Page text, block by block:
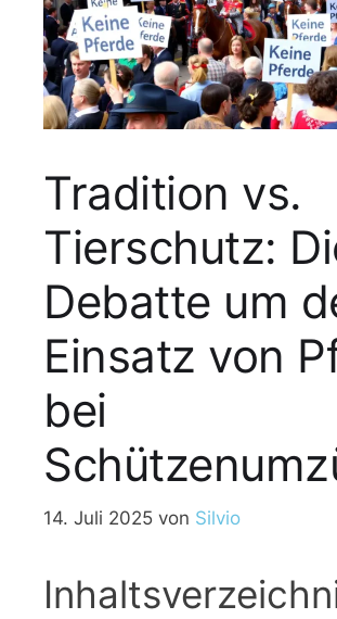
Tradition vs.
Tierschutz:
Debatte um
Einsatz von
bei
14. Juli 2025 von Silvio